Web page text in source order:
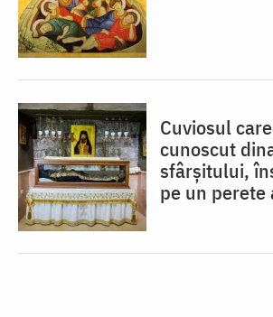
Cuviosul
cunoscut
sfârșitului,
pe un perete